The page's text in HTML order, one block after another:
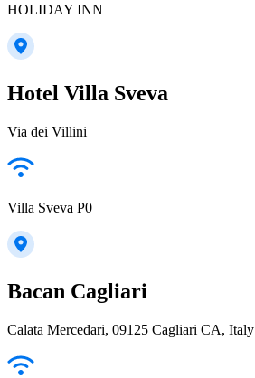
HOLIDAY INN
Hotel Villa Sveva
Via dei Villini
Villa Sveva P0
Bacan Cagliari
Calata Mercedari, 09125 Cagliari CA, Italy